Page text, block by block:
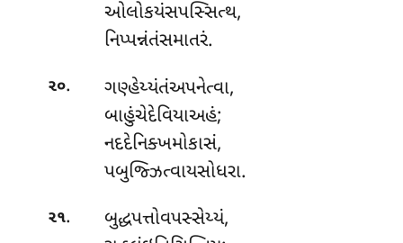
ઓલોકયંસપસ્સિત્થ,
નિપ્પન્નંતંસમાતરં.
૨૦. ગણ્હેય્યંતંઅપનેત્વા,
બાહુંચેદેવિયાઅહં;
નદદેનિક્ખમોકાસં,
પબુજ્ઝિત્વાયસોધરા.
૨૧.
બુદ્ધપત્તોવપસ્સેય્યં,